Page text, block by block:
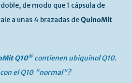
de modo que 1 cápsula de
a unas 4 brazadas deQuinoMit
Q10® contienen ubiquinol Q10.
el Q10 "normal"?